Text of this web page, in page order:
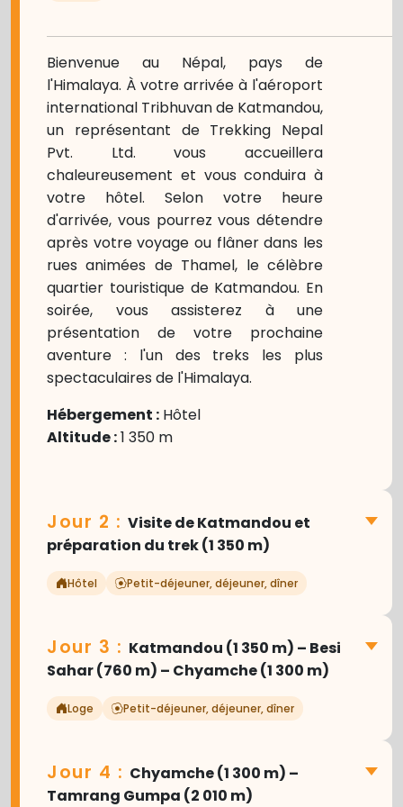
Bienvenue au Népal, pays de
l'Himalaya. À votre arrivée à l'aéroport
international Tribhuvan de Katmandou,
un représentant de Trekking Nepal
Pvt. Ltd. vous accueillera
chaleureusement et vous conduira à
votre hôtel. Selon votre heure
d'arrivée, vous pourrez vous détendre
après votre voyage ou flâner dans les
rues animées de Thamel, le célèbre
quartier touristique de Katmandou. En
soirée, vous assisterez à une
présentation de votre prochaine
aventure : l'un des treks les plus
spectaculaires de l'Himalaya.
Hébergement : Hôtel
Altitude :1 350 m
Jour 2 : Visite de Katmandou et
préparation du trek (1 350 m)
Hôtel Petit-déjeuner, déjeuner, dîner
Aujourd'hui, partez à la découverte des
trésors culturels de la vallée de
Katmandou. Accompagné de votre
guide, visitez quelques-uns des sites les
patrimoine mondial de l'UNESCO.
Explorez le magnifiquestupa de
Jour 3 : Katmandou (1 350 m) – Besi
Sahar (760 m) – Chyamche (1 300 m)
Loge Petit-déjeuner, déjeuner, dîner
Votre aventure himalayenne
Jour 4 : Chyamche (1 300 m) –
Tamrang Gumpa (2 010 m)